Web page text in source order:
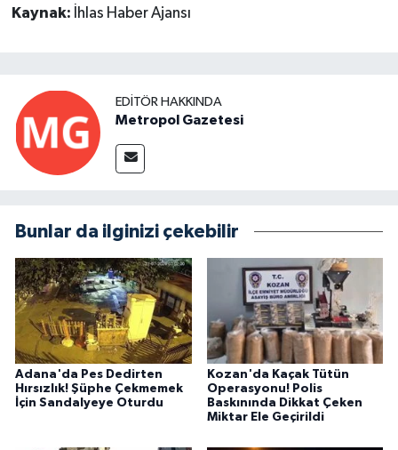
Kaynak: İhlas Haber Ajansı
EDITÖR HAKKINDA
Metropol Gazetesi
Bunlar da ilginizi çekebilir
Adana'da Pes Dedirten
Hırsızlık! Şüphe Çekmemek
İçin Sandalyeye Oturdu
Kozan'da Kaçak Tütün
Operasyonu! Polis
Baskınında Dikkat Çeken
Miktar Ele Geçirildi